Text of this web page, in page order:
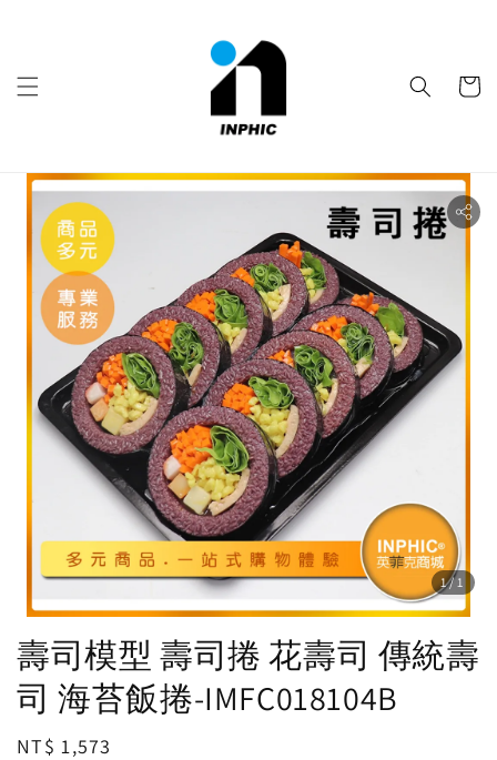
1/1
壽司模型 壽司捲 花壽司 傳統壽
司 海苔飯捲-IMFC018104B
Regular
NT$ 1,573